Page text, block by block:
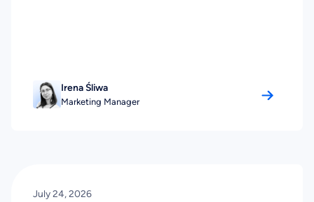
Irena Śliwa
Marketing Manager
July 24, 2026